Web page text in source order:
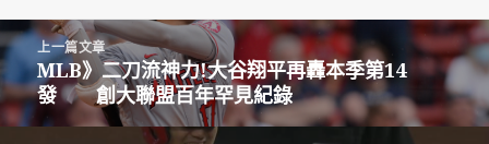
文
章
導
覽
上一篇文章
上
一
篇
MLB》二刀流神力!大谷翔平再轟本季第14
發 創大聯盟百年罕見紀錄